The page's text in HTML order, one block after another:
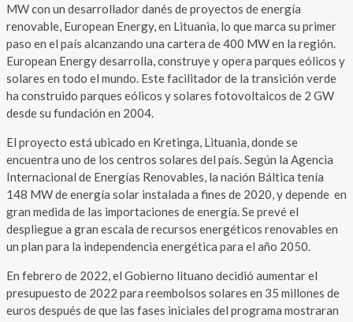
MW con un desarrollador danés de proyectos de energía
renovable, European Energy, en Lituania, lo que marca su primer
paso en el país alcanzando una cartera de 400 MW en la región.
European Energy desarrolla, construye y opera parques eólicos y
solares en todo el mundo. Este facilitador de la transición verde
ha construido parques eólicos y solares fotovoltaicos de 2 GW
desde su fundación en 2004.
El proyecto está ubicado en Kretinga, Lituania, donde se
encuentra uno de los centros solares del país. Según la Agencia
Internacional de Energías Renovables, la nación Báltica tenía
148 MW de energía solar instalada a fines de 2020, y depende en
gran medida de las importaciones de energía. Se prevé el
despliegue a gran escala de recursos energéticos renovables en
un plan para la independencia energética para el año 2050.
En febrero de 2022, el Gobierno lituano decidió aumentar el
presupuesto de 2022 para reembolsos solares en 35 millones de
euros después de que las fases iniciales del programa mostraran